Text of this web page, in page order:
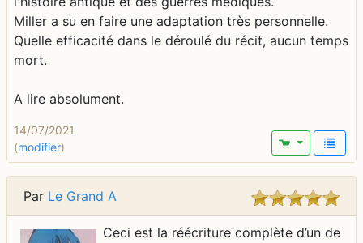
Miller a su en faire une adaptation très personnelle.
Quelle efficacité dans le déroulé du récit, aucun temps
mort.
A lire absolument.
14/07/2021
(modifier)
Par Le Grand A
Ceci est la réécriture complète d’un de